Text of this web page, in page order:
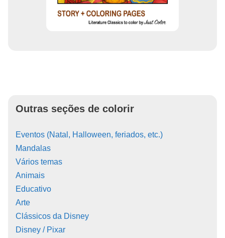
Outras seções de colorir
Eventos (Natal, Halloween, feriados, etc.)
Mandalas
Vários temas
Animais
Educativo
Arte
Clássicos da Disney
Disney / Pixar